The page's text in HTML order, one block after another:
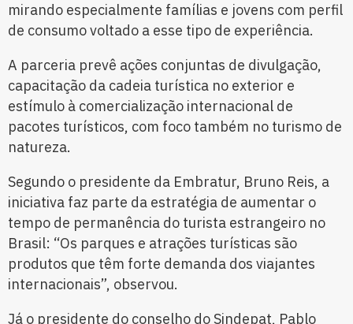
mirando especialmente famílias e jovens com perfil
de consumo voltado a esse tipo de experiência.
A parceria prevê ações conjuntas de divulgação,
capacitação da cadeia turística no exterior e
estímulo à comercialização internacional de
pacotes turísticos, com foco também no turismo de
natureza.
Segundo o presidente da Embratur, Bruno Reis, a
iniciativa faz parte da estratégia de aumentar o
tempo de permanência do turista estrangeiro no
Brasil: “Os parques e atrações turísticas são
produtos que têm forte demanda dos viajantes
internacionais”, observou.
Já o presidente do conselho do Sindepat, Pablo